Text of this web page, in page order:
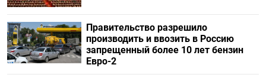
Правительство разрешило
производить и ввозить в Россию
запрещенный более 10 лет бензин
Евро-2